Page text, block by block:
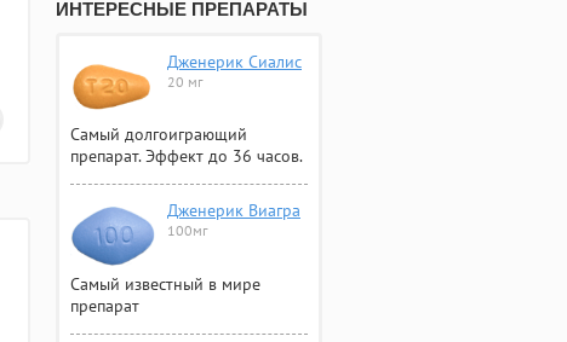
ИНТЕРЕСНЫЕ ПРЕПАРАТЫ
Дженерик Сиалис
20 мг
Самый долгоиграющий
препарат. Эффект до 36 часов.
Дженерик Виагра
100мг
Самый известный в мире
препарат